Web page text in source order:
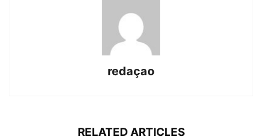
redaçao
RELATED ARTICLES